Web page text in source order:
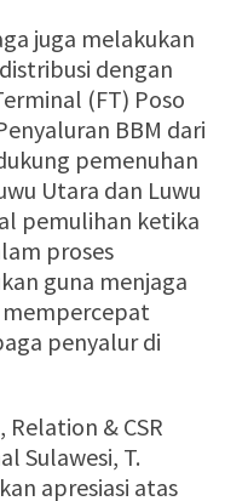
juga melakukan
dengan
(FT) Poso
BBM dari
pemenuhan
Utara dan Luwu
pemulihan ketika
proses
guna menjaga
mempercepat
penyalur di
& CSR
Sulawesi, T.
apresiasi atas